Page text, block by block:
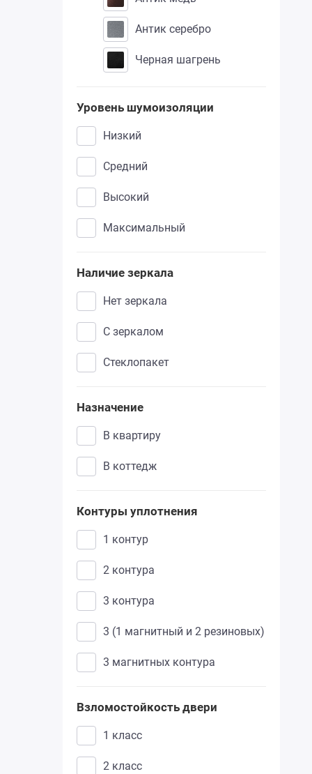
белый софт тач
меланж светлый
дуб золотистый
на выбор
дуб филадельфия
дуб мореный
нордик
антик серебро
черная шагрень
Уровень шумоизоляции
низкий
средний
высокий
максимальный
Наличие зеркала
нет зеркала
с зеркалом
стеклопакет
Назначение
в квартиру
в коттедж
Контуры уплотнения
1 контур
2 контура
3 контура
3 (1 магнитный и 2 резиновых)
3 магнитных контура
Взломостойкость двери
1 класс
2 класс